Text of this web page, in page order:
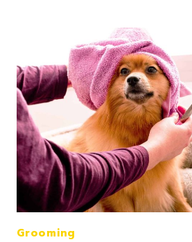
TIPS
FOR
FLYING
WITH
YOUR
DOG
Grooming